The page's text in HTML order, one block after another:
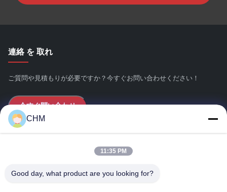
連絡 を 取れ
ご質問や見積もりが必要ですか？今すぐお問い合わせください！
今すぐ問い合わせ
CHM
11:35 PM
Good day, what product are you looking for?